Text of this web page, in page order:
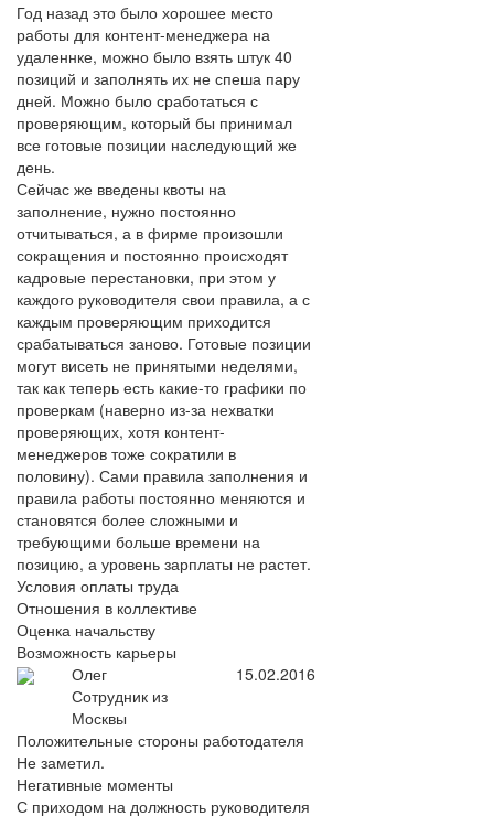
Год назад это было хорошее место
работы для контент-менеджера на
удаленнке, можно было взять штук 40
позиций и заполнять их не спеша пару
дней. Можно было сработаться с
проверяющим, который бы принимал
все готовые позиции наследующий же
день.
Сейчас же введены квоты на
заполнение, нужно постоянно
отчитываться, а в фирме произошли
сокращения и постоянно происходят
кадровые перестановки, при этом у
каждого руководителя свои правила, а с
каждым проверяющим приходится
срабатываться заново. Готовые позиции
могут висеть не принятыми неделями,
так как теперь есть какие-то графики по
проверкам (наверно из-за нехватки
проверяющих, хотя контент-
менеджеров тоже сократили в
половину). Сами правила заполнения и
правила работы постоянно меняются и
становятся более сложными и
требующими больше времени на
позицию, а уровень зарплаты не растет.
Условия оплаты труда
Отношения в коллективе
Оценка начальству
Возможность карьеры
Олег
Сотрудник из
Москвы
15.02.2016
Положительные стороны работодателя
Не заметил.
Негативные моменты
С приходом на должность руководителя